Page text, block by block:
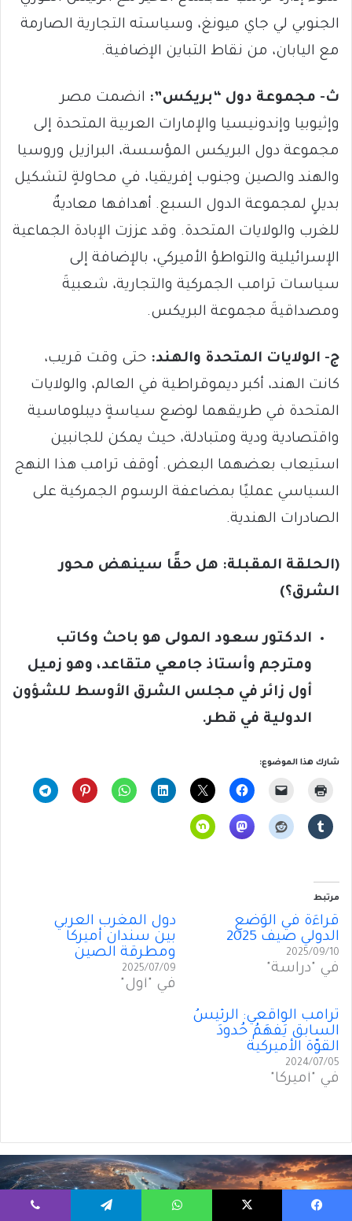
الجنوبي لي جاي ميونغ، وسياسته التجارية الصارمة
مع اليابان، من نقاط التباين الإضافية.
ث- مجموعة دول “بريكس”: انضمت مصر
وإثيوبيا وإندونيسيا والإمارات العربية المتحدة إلى
مجموعة دول البريكس المؤسسة، البرازيل وروسيا
والهند والصين وجنوب إفريقيا، في محاولةٍ لتشكيل
بديلٍ لمجموعة الدول السبع. أهدافها معاديةٌ
للغرب والولايات المتحدة. وقد عززت الإبادة الجماعية
الإسرائيلية والتواطؤ الأميركي، بالإضافة إلى
سياسات ترامب الجمركية والتجارية، شعبيةَ
ومصداقيةَ مجموعة البريكس.
ج- الولايات المتحدة والهند: حتى وقت قريب،
كانت الهند، أكبر ديموقراطية في العالم، والولايات
المتحدة في طريقهما لوضع سياسةٍ ديبلوماسية
واقتصادية ودية ومتبادلة، حيث يمكن للجانبين
استيعاب بعضهما البعض. أوقف ترامب هذا النهج
السياسي عمليًا بمضاعفة الرسوم الجمركية على
الصادرات الهندية.
(الحلقة المقبلة: هل حقًا سينهض محور
الشرق؟)
الدكتور سعود المولى هو باحث وكاتب
ومترجم وأستاذ جامعي متقاعد، وهو زميل
أول زائر في مجلس الشرق الأوسط للشؤون
الدولية في قطر.
شارك هذا الموضوع:
مرتبط
قراءَةٌ في الوَضعِ
الدولي صيف 2025
2025/09/10
في "دراسة"
دول المغرب العربي
بين سندان أميركا
ومطرقة الصين
2025/07/09
في "أول"
ترامب الواقعي: الرئيسُ
السابق يَفهَمُ حُدودَ
القوّة الأميركية
2024/07/05
في "أميركا"